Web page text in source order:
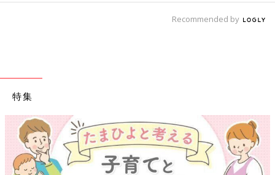
Recommended by
特集